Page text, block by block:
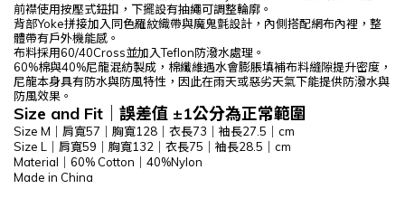
前襟使用按壓式鈕扣，下擺設有抽繩可調整輪廓。
背部Yoke拼接加入同色羅紋織帶與魔鬼氈設計，內側搭配網布內裡，整
體帶有戶外機能感。
布料採用60/40Cross並加入Teflon防潑水處理。
60%棉與40%尼龍混紡製成，棉纖維遇水會膨脹填補布料縫隙提升密度，
尼龍本身具有防水與防風特性，因此在雨天或惡劣天氣下能提供防潑水與
防風效果。
Size and Fit 誤差值 ±1公分為正常範圍
Size M｜肩寬57｜胸寬128｜衣長73｜袖長27.5｜cm
Size L｜肩寬59｜胸寬132｜衣長75｜袖長28.5｜cm
Material｜60% Cotton｜40%Nylon
Made in China